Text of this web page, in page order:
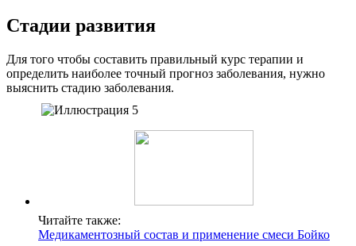
Стадии развития
Для того чтобы составить правильный курс терапии и
определить наиболее точный прогноз заболевания, нужно
выяснить стадию заболевания.
Читайте также:
Медикаментозный состав и применение смеси Бойко